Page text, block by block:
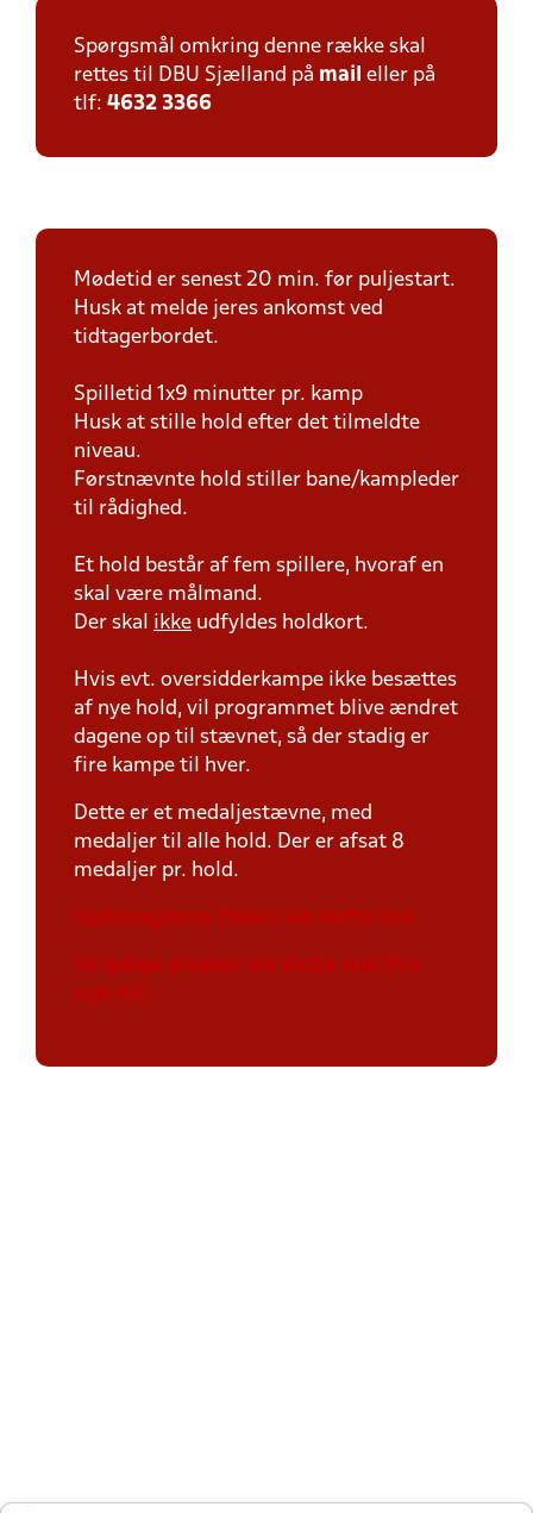
Spørgsmål omkring denne række skal
rettes til DBU Sjælland på mail eller på
tlf: 4632 3366
Mødetid er senest 20 min. før puljestart.
Husk at melde jeres ankomst ved
tidtagerbordet.
Spilletid 1x9 minutter pr. kamp
Husk at stille hold efter det tilmeldte
niveau.
Førstnævnte hold stiller bane/kampleder
til rådighed.
Et hold består af fem spillere, hvoraf en
skal være målmand.
Der skal ikke udfyldes holdkort.
Hvis evt. oversidderkampe ikke besættes
af nye hold, vil programmet blive ændret
dagene op til stævnet, så der stadig er
fire kampe til hver.
Dette er et medaljestævne, med
medaljer til alle hold. Der er afsat 8
medaljer pr. hold.
Spillereglerne findes via dette link.
Se ledige pladser via dette link (fra
uge 43).